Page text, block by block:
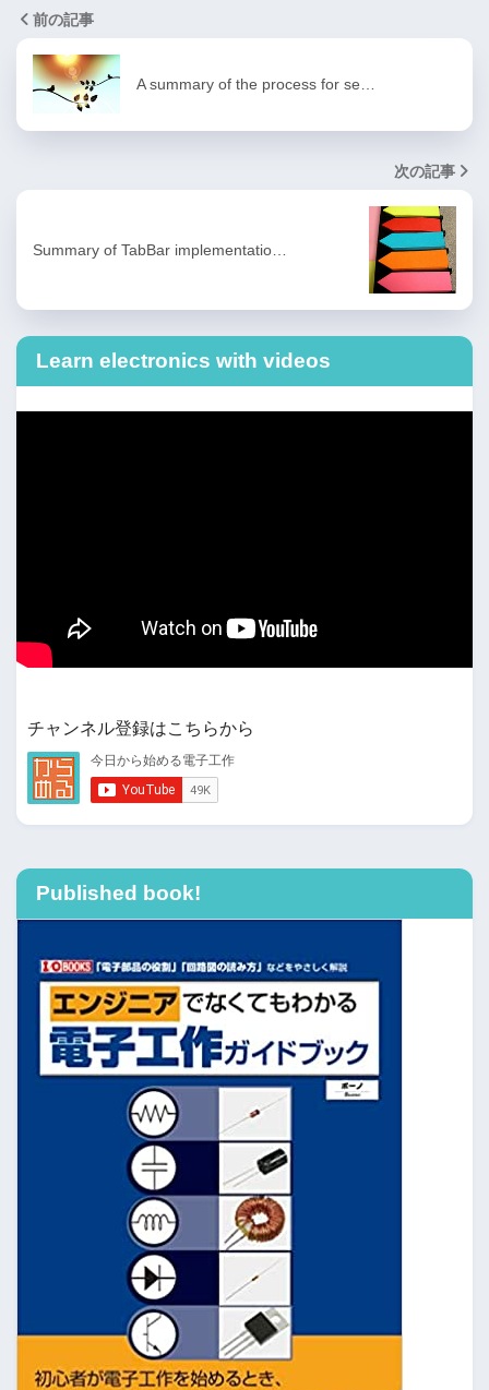
前の記事
A summary of the process for se…
次の記事
Summary of TabBar implementatio…
Learn electronics with videos
チャンネル登録はこちらから
Published book!